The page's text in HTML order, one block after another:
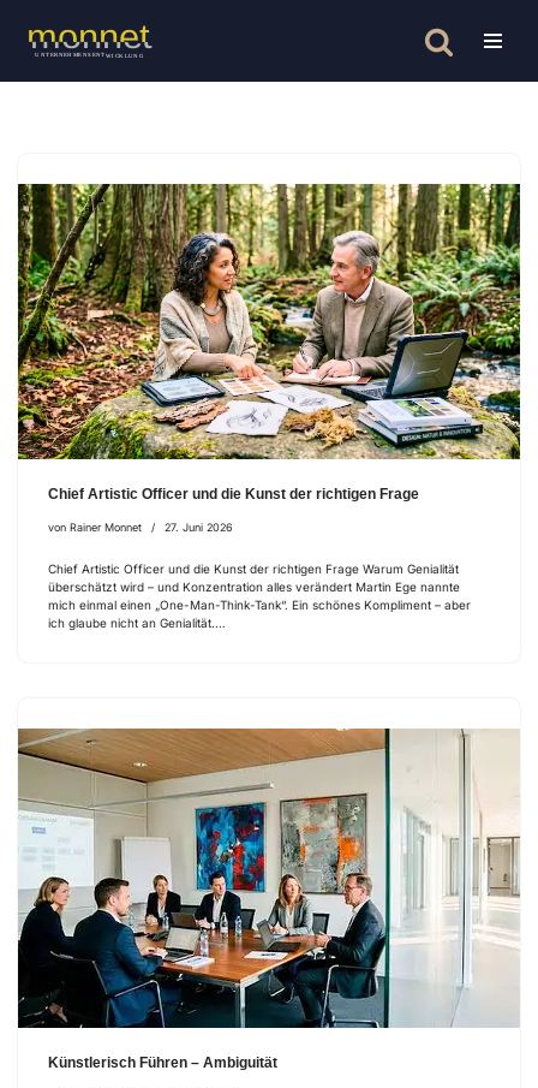
Zum
Chief Artistic Officer und die Kunst der richtigen Frage
von Rainer Monnet 27. Juni 2026
Chief Artistic Officer und die Kunst der richtigen Frage Warum Genialität
überschätzt wird – und Konzentration alles verändert Martin Ege nannte
mich einmal einen „One-Man-Think-Tank“. Ein schönes Kompliment – aber
ich glaube nicht an Genialität.…
Künstlerisch Führen – Ambiguität